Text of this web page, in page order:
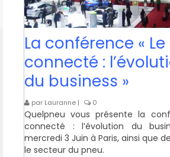
La conférence «
connecté :
du business »
par Lauranne | 0
Quelpneu vous présente la
connecté : l’évolution du
mercredi 3 Juin à Paris, ainsi que
le secteur du pneu.